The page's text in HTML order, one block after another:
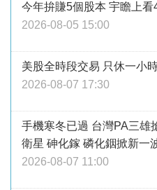
今年拚賺5個股本 宇瞻上看
2026-08-05 15:00
美股全時段交易 只休一小
2026-08-07 17:30
手機寒冬已過 台灣PA三雄
衛星 砷化鎵 磷化銦掀新一
2026-08-07 11:00